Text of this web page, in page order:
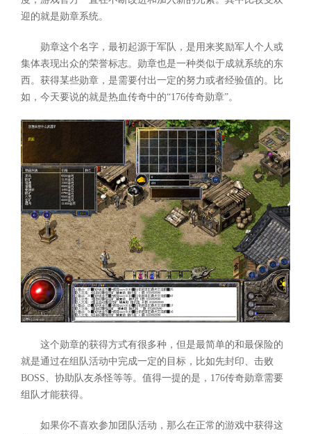
迎的就是勋章系统。
勋章这个名字，最初起源于军队，是用来奖励军人个人或
集体表现出众的荣誉标志。勋章也是一种类似于成就系统的东
西。获得某些勋章，是需要付出一定的努力或者经验值的。比
如，今天要说的就是热血传奇中的“176传奇勋章”。
这个勋章的获得方式有很多种，但是最简单的和最保险的
就是通过在组队活动中完成一定的目标，比如先封印、击败
BOSS、协助队友杀怪等等。值得一提的是，176传奇勋章需要
组队才能获得。
如果你不喜欢参加团队活动，那么在正常的游戏中获得这